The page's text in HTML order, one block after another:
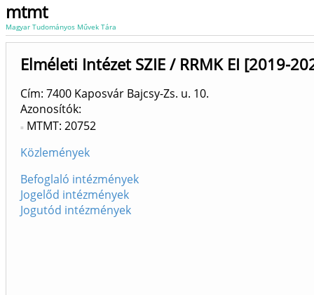
mtmt
Magyar Tudományos Művek Tára
Elméleti Intézet SZIE / RRMK EI [2019-
Cím: 7400 Kaposvár Bajcsy-Zs. u. 10.
Azonosítók
MTMT: 20752
Közlemények
Befoglaló intézmények
Jogelőd intézmények
Jogutód intézmények